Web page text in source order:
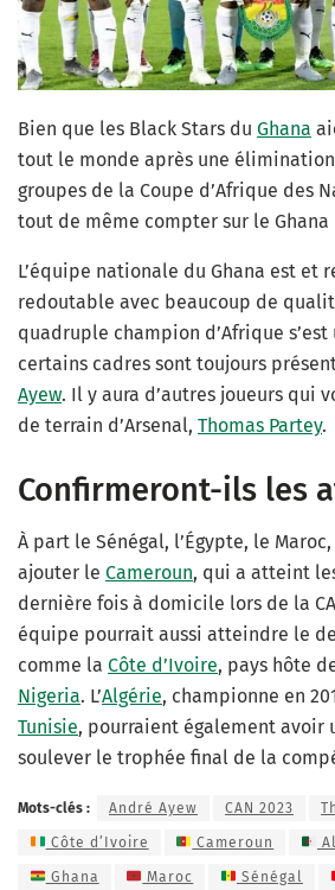
Bien que les Black Stars du Ghana
tout le monde après une
groupes de la Coupe d’Afrique des
tout de même compter sur le Ghana
L’équipe nationale du Ghana est et
redoutable avec beaucoup de
quadruple champion d’Afrique
certains cadres sont toujours
Ayew. Il y aura d’autres joueurs qui
de terrain d’Arsenal, Thomas Partey.
Confirmeront-ils les
À part le Sénégal, l’Égypte, le
ajouter le Cameroun, qui a atteint
dernière fois à domicile lors de la
équipe pourrait aussi atteindre le
comme la Côte d’Ivoire, pays hôte
Nigeria. L’Algérie, championne en
Tunisie, pourraient également avoir
soulever le trophée final de la
Mots-clés : André Ayew CAN 2023
Côte d’Ivoire Cameroun
Ghana Maroc Sénégal